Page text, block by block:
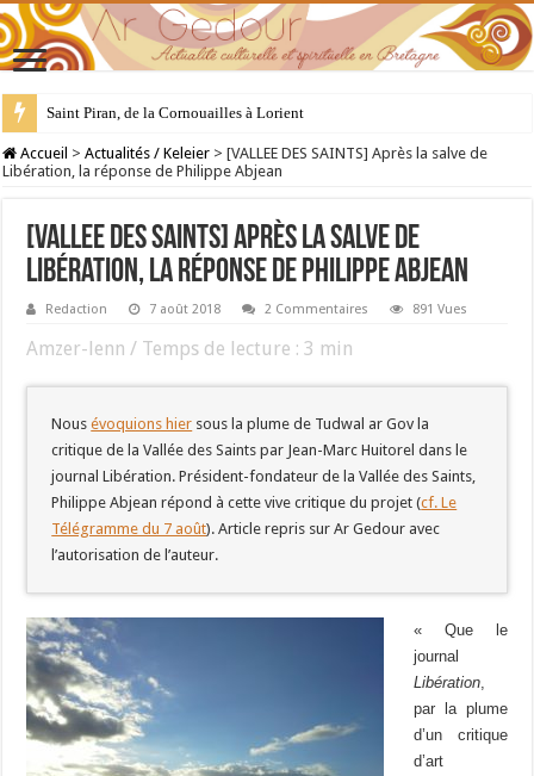
28 juillet : Saint Samson de Dol, père de la Bretagne chrétienne
Accueil > Actualités / Keleier > [VALLEE DES SAINTS] Après la salve de
Libération, la réponse de Philippe Abjean
[VALLEE DES SAINTS] Après la salve de
Libération, la réponse de Philippe Abjean
Redaction 7 août 2018 2 Commentaires 891 Vues
Amzer-lenn / Temps de lecture :3 min
Nousévoquions hier sous la plume de Tudwal ar Gov la
critique de la Vallée des Saints par Jean-Marc Huitorel dans le
journal Libération. Président-fondateur de la Vallée des Saints,
Philippe Abjean répond à cette vive critique du projet (cf. Le
Télégramme du 7 août). Article repris sur Ar Gedour avec
l’autorisation de l’auteur.
« Que le
journal
Libération
par la plume
d’un critique
d’art